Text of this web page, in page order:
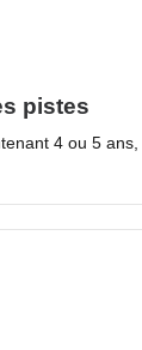
pistes
4 ou 5